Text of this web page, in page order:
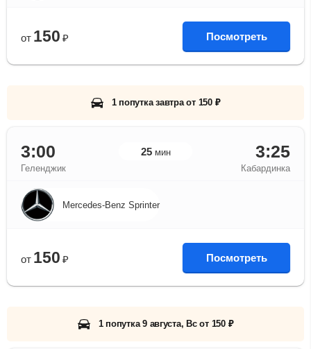
от 150 ₽ Посмотреть
1 попутка завтра от 150 ₽
3:00 25 мин 3:25
Геленджик Кабардинка
Mercedes-Benz Sprinter
от 150 ₽ Посмотреть
1 попутка 9 августа, Вс от 150 ₽